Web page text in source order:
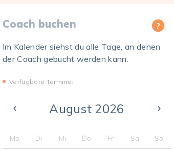
Coach buchen
Im Kalender siehst du alle Tage, an denen
der Coach gebucht werden kann.
Verfügbare Termine:
August 2026
Mo Di Mi Do Fr Sa So